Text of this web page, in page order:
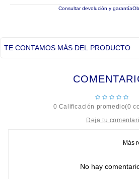
Consultar devolución y garantía
TE CONTAMOS MÁS DEL PRODUCTO
☆☆☆☆
☆
0 Calificación promedio(0
Más
No hay